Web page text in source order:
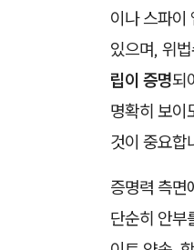
이나 스파이
있으며, 위
립이 증명되
명확히 보이
것이 중요합
증명력 측면
단순히 안부